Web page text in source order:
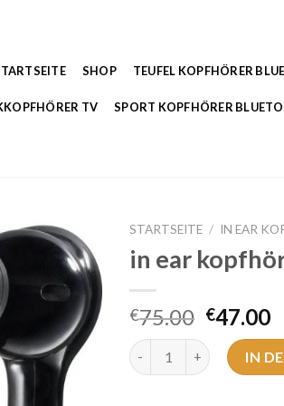
SHOP TEUFEL KOPFHÖRER
TV SPORT KOPFHÖRER
STARTSEITE / IN EAR
in ear
€75.00 €47.00
in ear kopfhörer noise
IN